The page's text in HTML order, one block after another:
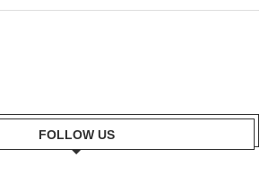
FOLLOW US